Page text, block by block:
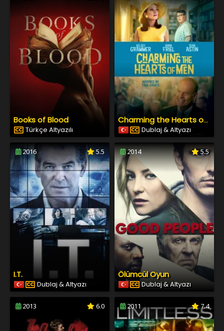
Books of Blood
Türkçe Altyazılı
Charming the Hearts of Men
Dublaj & Altyazı
2016 5.5
I.T.
Dublaj & Altyazı
2014 5.5
Ölümcül Oyun
Dublaj & Altyazı
2013 6.0 2011 7.4